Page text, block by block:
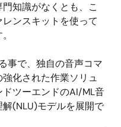
知識がなくとも、こ
ンスキットを使って
事で、独自の音声コマ
化された作業ソリュ
ツーエンドのAI/ML音
(NLU)モデルを展開で